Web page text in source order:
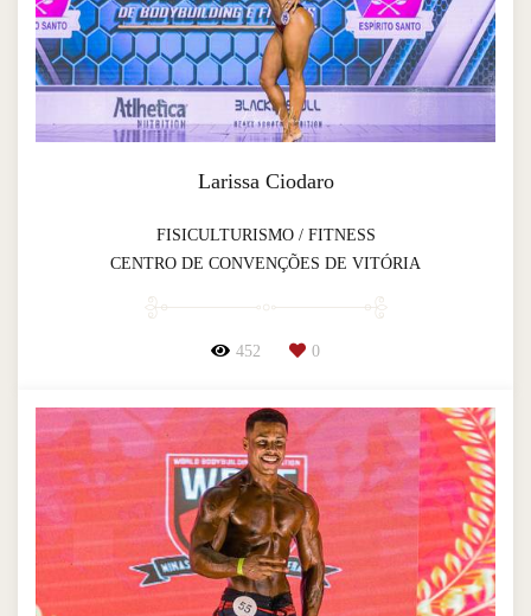
Larissa Ciodaro
FISICULTURISMO / FITNESS
CENTRO DE CONVENÇÕES DE VITÓRIA
452 0